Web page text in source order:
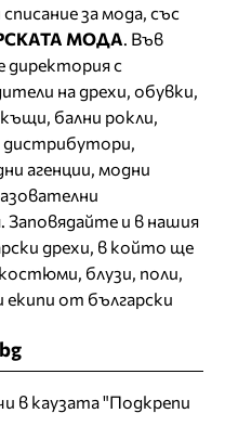
за мода, със
МОДА . Във
директорияс
на дрехи, обувки,
бални рокли
дистрибутори,
агенции, модни
Заповядайте и в нашия
дрехи , в който ще
, костюми, блузи, поли,
от български
в каузата "Подкрепи